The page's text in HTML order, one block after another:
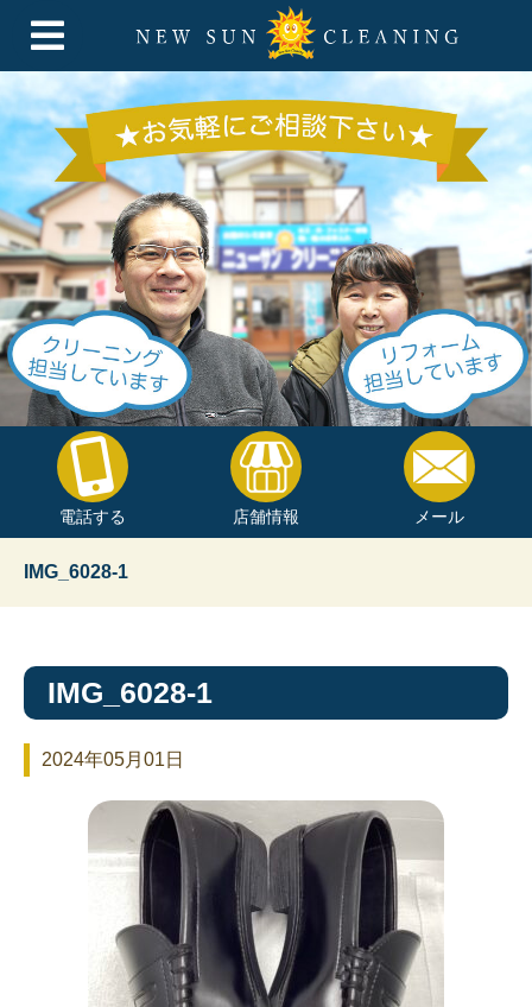
電話する 店舗情報 メール
IMG_6028-1
IMG_6028-1
2024年05月01日